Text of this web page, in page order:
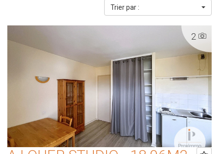
Trier par :
2